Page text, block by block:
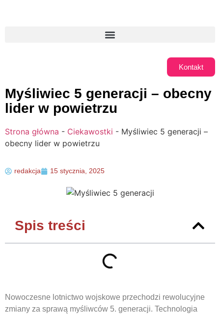
Kontakt
Myśliwiec 5 generacji – obecny
lider w powietrzu
Strona główna - Ciekawostki - Myśliwiec 5 generacji –
obecny lider w powietrzu
redakcja 15 stycznia, 2025
Spis treści
Nowoczesne lotnictwo wojskowe przechodzi rewolucyjne
zmiany za sprawą myśliwców 5. generacji. Technologia